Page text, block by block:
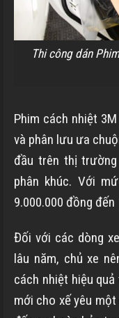
Thi công dán
Phim cách nhiệt
và phân lưu ưa
đầu trên thị
phân khúc. Với
9.000.000 đồng
Đối với các dòng
lâu năm, chủ xe
cách nhiệt hiệu
mới cho xế yêu